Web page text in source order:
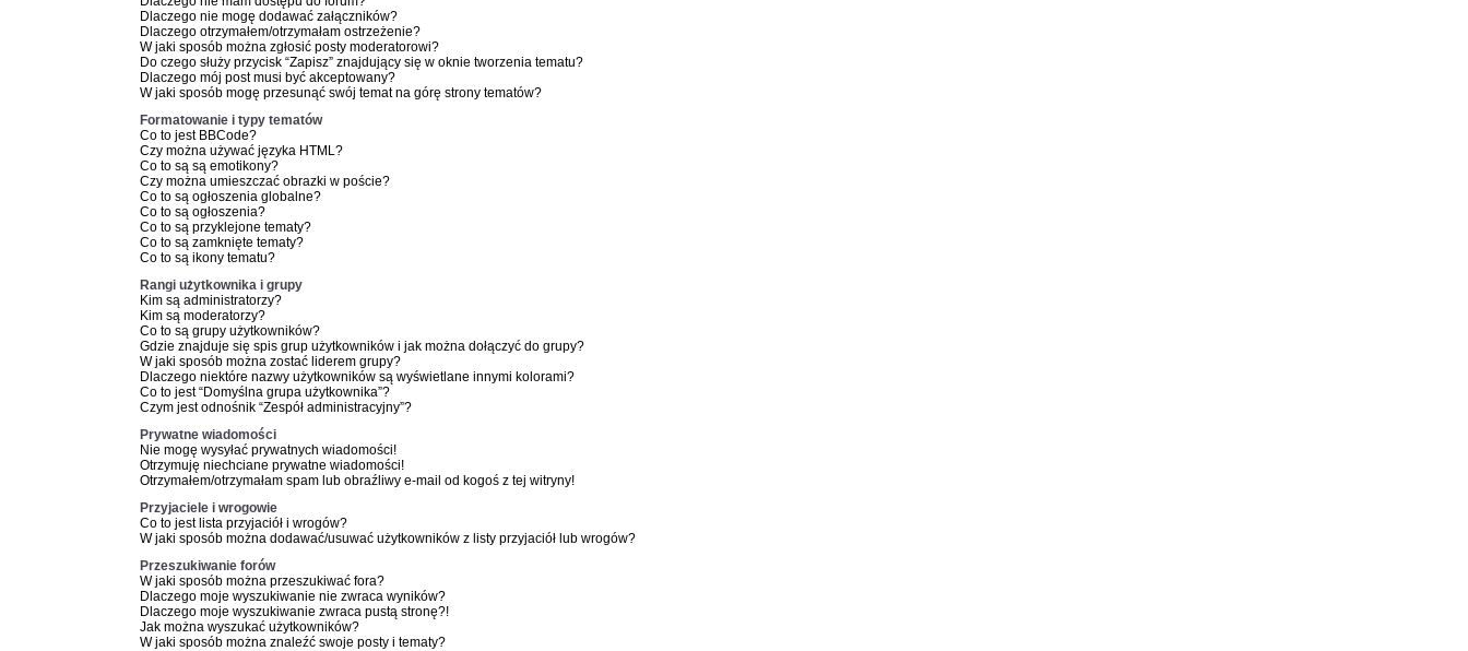
Dlaczego nie mogę dodawać załączników?
Dlaczego otrzymałem/otrzymałam ostrzeżenie?
W jaki sposób można zgłosić posty moderatorowi?
Do czego służy przycisk “Zapisz” znajdujący się w oknie tworzenia tematu?
Dlaczego mój post musi być akceptowany?
W jaki sposób mogę przesunąć swój temat na górę strony tematów?
Formatowanie i typy tematów
Co to jest BBCode?
Czy można używać języka HTML?
Co to są są emotikony?
Czy można umieszczać obrazki w poście?
Co to są ogłoszenia globalne?
Co to są ogłoszenia?
Co to są przyklejone tematy?
Co to są zamknięte tematy?
Co to są ikony tematu?
Rangi użytkownika i grupy
Kim są administratorzy?
Kim są moderatorzy?
Co to są grupy użytkowników?
Gdzie znajduje się spis grup użytkowników i jak można dołączyć do grupy?
W jaki sposób można zostać liderem grupy?
Dlaczego niektóre nazwy użytkowników są wyświetlane innymi kolorami?
Co to jest “Domyślna grupa użytkownika”?
Czym jest odnośnik “Zespół administracyjny”?
Prywatne wiadomości
Nie mogę wysyłać prywatnych wiadomości!
Otrzymuję niechciane prywatne wiadomości!
Otrzymałem/otrzymałam spam lub obraźliwy e-mail od kogoś z tej witryny!
Przyjaciele i wrogowie
Co to jest lista przyjaciół i wrogów?
W jaki sposób można dodawać/usuwać użytkowników z listy przyjaciół lub wrogów?
Przeszukiwanie forów
W jaki sposób można przeszukiwać fora?
Dlaczego moje wyszukiwanie nie zwraca wyników?
Dlaczego moje wyszukiwanie zwraca pustą stronę?!
Jak można wyszukać użytkowników?
W jaki sposób można znaleźć swoje posty i tematy?